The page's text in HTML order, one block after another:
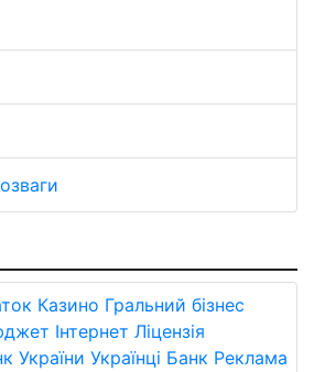
Казино Гральний бізнес
Інтернет Ліцензія
України Українці Банк Реклама